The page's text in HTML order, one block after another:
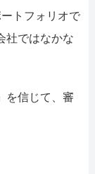
トフォリオで
社ではなかな
を信じて、審